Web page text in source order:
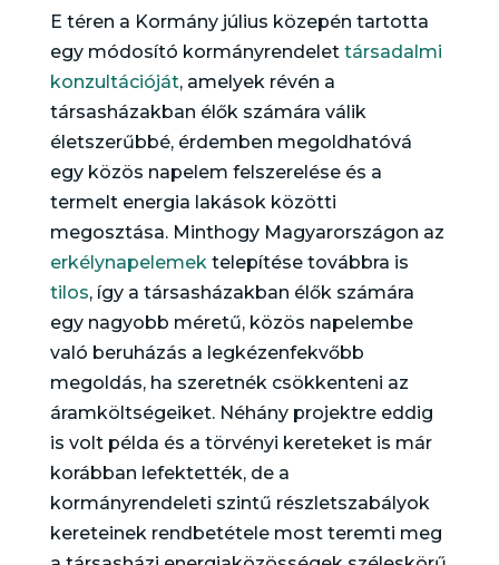
E téren a Kormány július közepén tartotta
egy módosító kormányrendelet társadalmi
konzultációját, amelyek révén a
társasházakban élők számára válik
életszerűbbé, érdemben megoldhatóvá
egy közös napelem felszerelése és a
termelt energia lakások közötti
megosztása. Minthogy Magyarországon az
erkélynapelemek telepítése továbbra is
tilos, így a társasházakban élők számára
egy nagyobb méretű, közös napelembe
való beruházás a legkézenfekvőbb
megoldás, ha szeretnék csökkenteni az
áramköltségeiket. Néhány projektre eddig
is volt példa és a törvényi kereteket is már
korábban lefektették, de a
kormányrendeleti szintű részletszabályok
kereteinek rendbetétele most teremti meg